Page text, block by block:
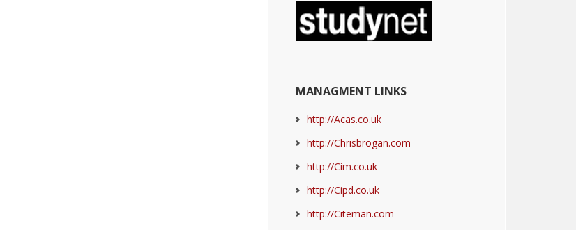
MANAGMENT LINKS
http://Acas.co.uk
http://Chrisbrogan.com
http://Cim.co.uk
http://Cipd.co.uk
http://Citeman.com